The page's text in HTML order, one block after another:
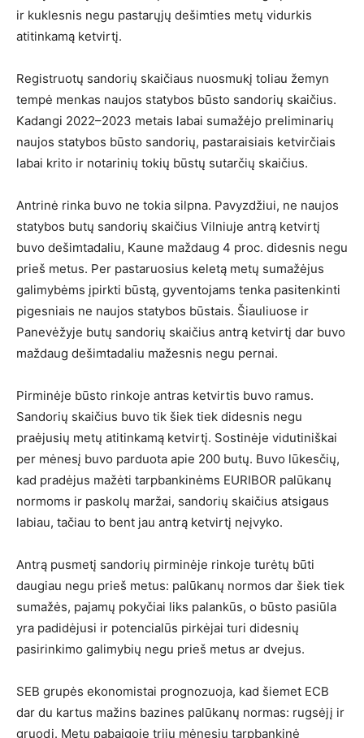
ir kuklesnis negu pastarųjų dešimties metų vidurkis
atitinkamą ketvirtį.
Registruotų sandorių skaičiaus nuosmukį toliau žemyn
tempė menkas naujos statybos būsto sandorių skaičius.
Kadangi 2022–2023 metais labai sumažėjo preliminarių
naujos statybos būsto sandorių, pastaraisiais ketvirčiais
labai krito ir notarinių tokių būstų sutarčių skaičius.
Antrinė rinka buvo ne tokia silpna. Pavyzdžiui, ne naujos
statybos butų sandorių skaičius Vilniuje antrą ketvirtį
buvo dešimtadaliu, Kaune maždaug 4 proc. didesnis negu
prieš metus. Per pastaruosius keletą metų sumažėjus
galimybėms įpirkti būstą, gyventojams tenka pasitenkinti
pigesniais ne naujos statybos būstais. Šiauliuose ir
Panevėžyje butų sandorių skaičius antrą ketvirtį dar buvo
maždaug dešimtadaliu mažesnis negu pernai.
Pirminėje būsto rinkoje antras ketvirtis buvo ramus.
Sandorių skaičius buvo tik šiek tiek didesnis negu
praėjusių metų atitinkamą ketvirtį. Sostinėje vidutiniškai
per mėnesį buvo parduota apie 200 butų. Buvo lūkesčių,
kad pradėjus mažėti tarpbankinėms EURIBOR palūkanų
normoms ir paskolų maržai, sandorių skaičius atsigaus
labiau, tačiau to bent jau antrą ketvirtį neįvyko.
Antrą pusmetį sandorių pirminėje rinkoje turėtų būti
daugiau negu prieš metus: palūkanų normos dar šiek tiek
sumažės, pajamų pokyčiai liks palankūs, o būsto pasiūla
yra padidėjusi ir potencialūs pirkėjai turi didesnių
pasirinkimo galimybių negu prieš metus ar dvejus.
SEB grupės ekonomistai prognozuoja, kad šiemet ECB
dar du kartus mažins bazines palūkanų normas: rugsėjį ir
gruodį. Metų pabaigoje trijų mėnesių tarpbankinė